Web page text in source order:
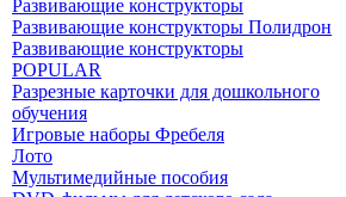
Развивающие конструкторы
Развивающие конструкторы Полидрон
Развивающие конструкторы
POPULAR
Разрезные карточки для дошкольного
обучения
Игровые наборы Фребеля
Лото
Мультимедийные пособия